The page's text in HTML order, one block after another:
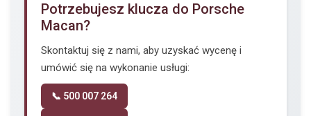
Potrzebujesz klucza do Porsche
Macan?
Skontaktuj się z nami, aby uzyskać wycenę i
umówić się na wykonanie usługi:
📞 500 007 264